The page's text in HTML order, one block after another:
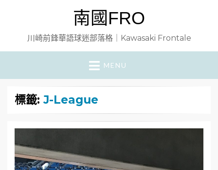
南國FRO
川崎前鋒華語球迷部落格｜Kawasaki Frontale
MENU
標籤: J-League